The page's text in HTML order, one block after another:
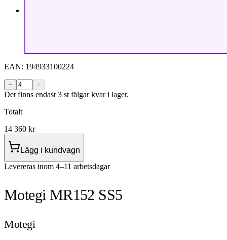
EAN: 194933100224
− +
Det finns endast 3 st fälgar kvar i lager.
Totalt
14 360 kr
Lägg i kundvagn
Levereras inom 4–11 arbetsdagar
Motegi MR152 SS5
Motegi